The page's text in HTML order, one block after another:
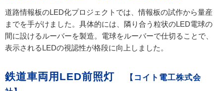
道路情報板のLED化プロジェクトでは、情報板の試作から量産
までを手がけました。具体的には、隣り合う粒状のLED電球の
間に設けるルーバーを製造。電球をルーバーで仕切ることで、
表示されるLEDの視認性が格段に向上しました。
鉄道車両用LED前照灯
【コイト電工株式会